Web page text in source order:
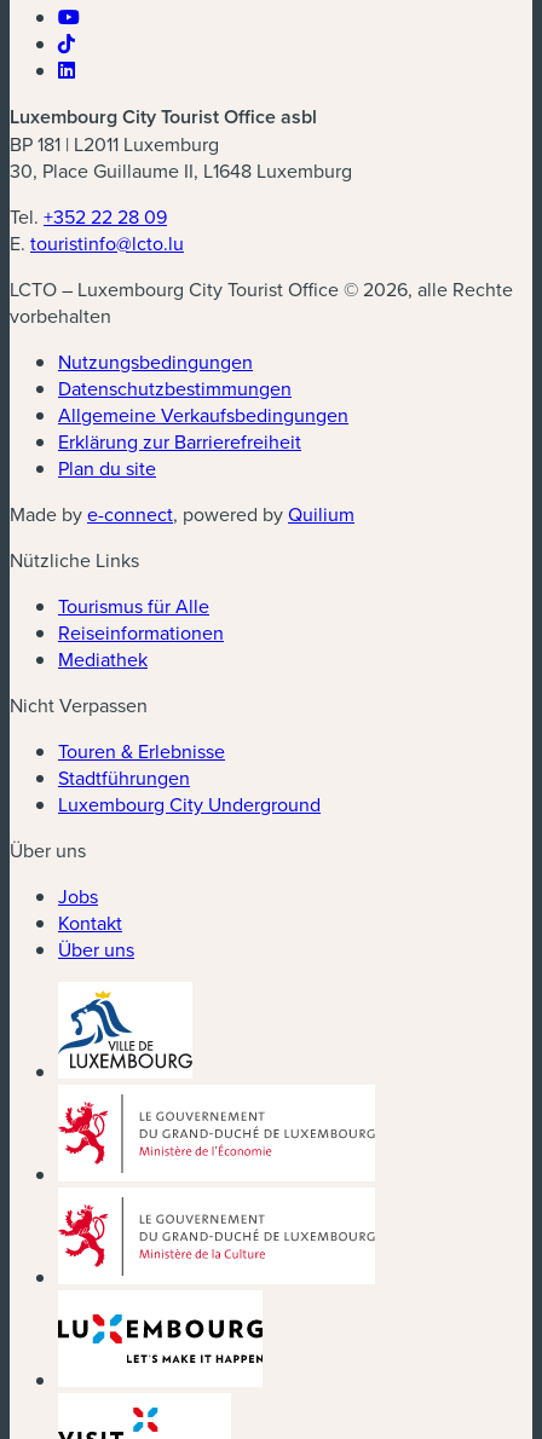
Luxembourg City Tourist Office asbl
BP 181 | L2011 Luxemburg
30, Place Guillaume II, L1648 Luxemburg
Tel. +352 22 28 09
E. touristinfo@lcto.lu
LCTO – Luxembourg City Tourist Office © 2026, alle Rechte
vorbehalten
Nutzungsbedingungen
Datenschutzbestimmungen
Allgemeine Verkaufsbedingungen
Erklärung zur Barrierefreiheit
Plan du site
Made bye-connect(neues Fenster)
, powered byQuilium
Nützliche Links
Tourismus für Alle
Reiseinformationen
Mediathek
Nicht Verpassen
Touren & Erlebnisse
Stadtführungen
Luxembourg City Underground
Über uns
Jobs
Kontakt
Über uns